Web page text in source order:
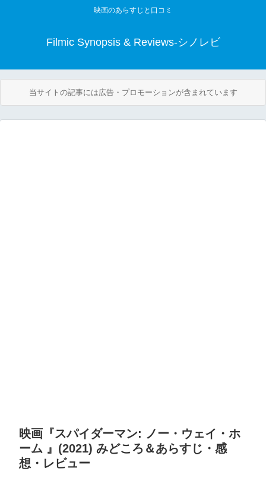
映画のあらすじと口コミ
Filmic Synopsis & Reviews-シノレビ
当サイトの記事には広告・プロモーションが含まれています
映画『スパイダーマン: ノー・ウェイ・ホ
ーム 』(2021) みどころ＆あらすじ・感
想・レビュー